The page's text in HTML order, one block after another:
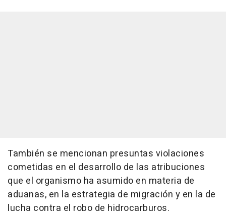
También se mencionan presuntas violaciones
cometidas en el desarrollo de las atribuciones
que el organismo ha asumido en materia de
aduanas, en la estrategia de migración y en la de
lucha contra el robo de hidrocarburos.